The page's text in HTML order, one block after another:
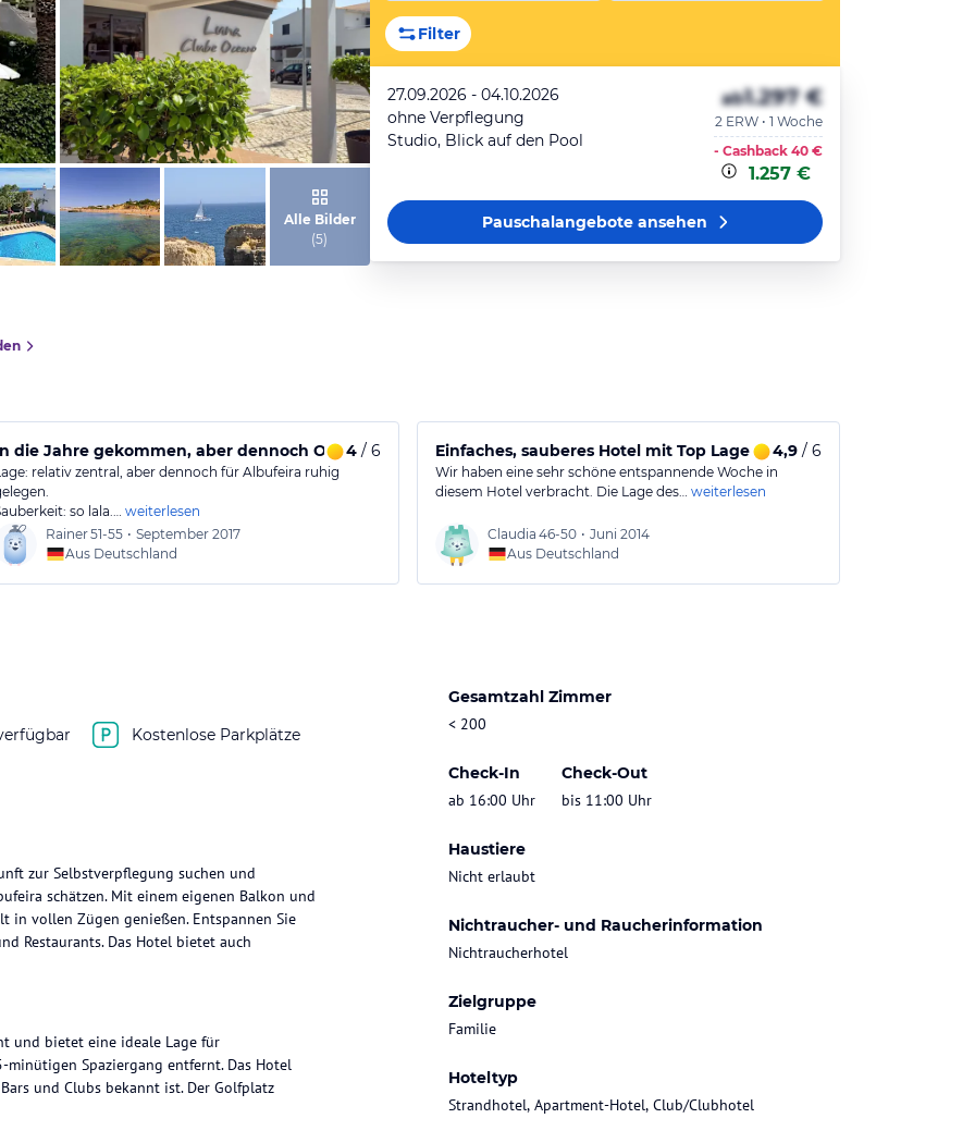
von Expedia
von Expedia
Alle Bilder
(5)
Filter
27.09.2026 - 04.10.2026
ohne Verpflegung
Studio, Blick auf den Pool
ab1.297 €
2 ERW • 1 Woche
- Cashback 40 €
1.257 €
Pauschalangeboteansehen
die Jahre gekommen, aber dennoch OK 4/ 6
relativ zentral, aber dennoch für Albufeira ruhig
so lala.… weiterlesen
Rainer51-55 • September 2017
Aus Deutschland
Einfaches, sauberes Hotel mit Top Lage 4,9/ 6
Wir haben eine sehr schöne entspannende Woche in
diesem Hotel verbracht. Die Lage des… weiterlesen
Claudia 46-50 • Juni 2014
Aus Deutschland
Kostenlose Parkplätze
Gesamtzahl Zimmer
< 200
Check-In
ab 16:00 Uhr
Check-Out
bis 11:00 Uhr
Haustiere
Nicht erlaubt
Nichtraucher- und Raucherinformation
Nichtraucherhotel
Zielgruppe
Familie
Hoteltyp
Strandhotel, Apartment-Hotel, Club/Clubhotel
zur Selbstverpflegung suchen und
schätzen. Mit einem eigenen Balkon und
in vollen Zügen genießen. Entspannen Sie
Restaurants. Das Hotel bietet auch
und bietet eine ideale Lage für
Spaziergang entfernt. Das Hotel
und Clubs bekannt ist. Der Golfplatz